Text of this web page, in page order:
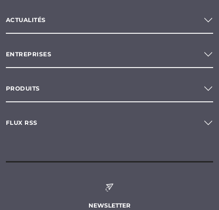
ACTUALITÉS
ENTREPRISES
PRODUITS
FLUX RSS
NEWSLETTER